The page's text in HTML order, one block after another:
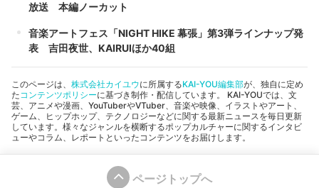
放送 本編ノーカット
音楽アートフェス「NIGHT HIKE 幕張」第3弾ラインナップ発
表 吉田夜世、KAIRUIほか40組
このページは、 株式会社カイユウに所属するKAI-YOU編集部が、独自に定め
たコンテンツポリシーに基づき制作・配信しています。 KAI-YOUでは、文
芸、アニメや漫画、YouTuberやVTuber、音楽や映像、イラストやアート、
ゲーム、ヒップホップ、テクノロジーなどに関する最新ニュースを毎日更新
しています。様々なジャンルを横断するポップカルチャーに関するインタビ
ューやコラム、レポートといったコンテンツをお届けします。
ページトップへ